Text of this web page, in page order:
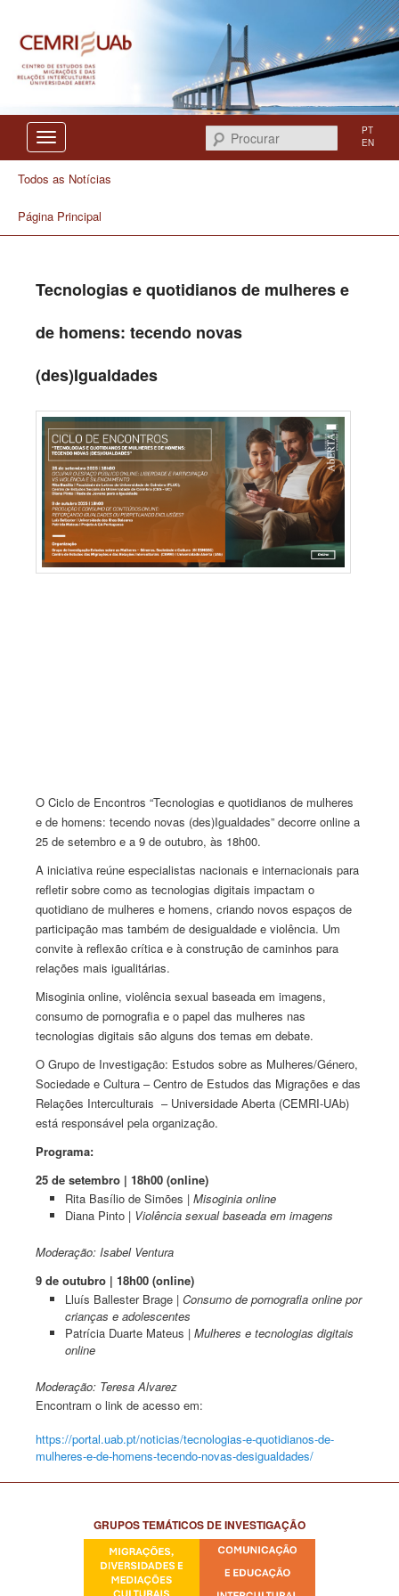
CEMRI
Procurar
PT
EN
Todos as Notícias
Página Principal
Tecnologias e quotidianos de mulheres e
de homens: tecendo novas
(des)Igualdades
O Ciclo de Encontros “Tecnologias e quotidianos de mulheres
e de homens: tecendo novas (des)Igualdades” decorre online a
25 de setembro e a 9 de outubro, às 18h00.
A iniciativa reúne especialistas nacionais e internacionais para
refletir sobre como as tecnologias digitais impactam o
quotidiano de mulheres e homens, criando novos espaços de
participação mas também de desigualdade e violência. Um
convite à reflexão crítica e à construção de caminhos para
relações mais igualitárias.
Misoginia online, violência sexual baseada em imagens,
consumo de pornografia e o papel das mulheres nas
tecnologias digitais são alguns dos temas em debate.
O Grupo de Investigação: Estudos sobre as Mulheres/Género,
Sociedade e Cultura – Centro de Estudos das Migrações e das
Relações Interculturais – Universidade Aberta (CEMRI-UAb)
está responsável pela organização.
Programa:
25 de setembro | 18h00 (online)
Rita Basílio de Simões | Misoginia online
Diana Pinto | Violência sexual baseada em imagens
Moderação: Isabel Ventura
9 de outubro | 18h00 (online)
Lluís Ballester Brage | Consumo de pornografia online por
crianças e adolescentes
Patrícia Duarte Mateus | Mulheres e tecnologias digitais
online
Moderação: Teresa Alvarez
Encontram o link de acesso em:
https://portal.uab.pt/noticias/tecnologias-e-quotidianos-de-
mulheres-e-de-homens-tecendo-novas-desigualdades/
GRUPOS TEMÁTICOS DE INVESTIGAÇÃO